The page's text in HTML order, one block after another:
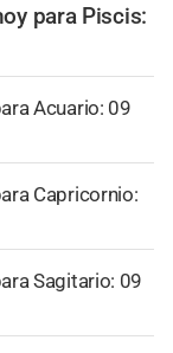
para Piscis:
Acuario: 09
Capricornio:
Sagitario: 09